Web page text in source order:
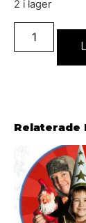
2 i lager
Relaterade